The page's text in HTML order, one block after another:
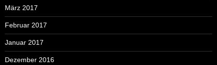
März 2017
Februar 2017
Januar 2017
Dezember 2016